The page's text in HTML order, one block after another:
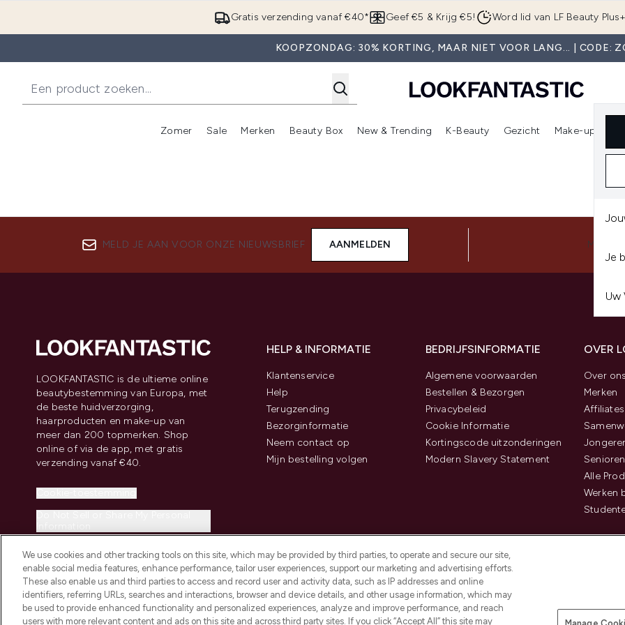
Overslaan naar de hoofdinhoud
Gratis verzending vanaf €40* Geef €5 & Krijg €5! Word lid van LF Beauty Plus+
KOOPZONDAG: 30% KORTING, MAAR NIET VOOR LANG... | CODE:
Je
Uw
Zomer
Enter submenu (Zomer)
Sale
Enter submenu (Sale)
Merken
Enter submenu (Merken)
Beauty Box
Enter submenu (Beauty Box)
New & Trending
Enter submenu (New & Trending)
K-Beauty
Enter submenu (K-Beauty)
Gezicht Make-up
MELD JE AAN VOOR ONZE NIEUWSBRIEF AANMELDEN MAAK
LOOKFANTASTIC is de ultieme online
beautybestemming van Europa, met
de beste huidverzorging,
haarproducten en make-up van
meer dan 200 topmerken. Shop
online of via de app, met gratis
verzending vanaf €40.
Information
HELP & INFORMATIE
Klantenservice
Help
Terugzending
Bezorginformatie
Neem contact op
Mijn bestelling volgen
BEDRIJFSINFORMATIE
Algemene voorwaarden
Bestellen & Bezorgen
Privacybeleid
Cookie Informatie
Kortingscode uitzonderingen
Modern Slavery Statement
OVER
Over ons
Merken
Affiliates
Alle
Werken
2026 THG Beauty Europe GmbH Maximilianstrasse 54 80538 Munich Betaal veilig met
We use cookies and other tracking tools on this site, which may be provided by third parties, to operate and secure our site,
enable social media features, enhance performance, tailor user experiences, support our marketing and advertising efforts.
These also enable us and third parties to access and record user and activity data, such as IP addresses and online
identifiers, referring URLs, searches and interactions, browser and device details, and other usage information, which may
be used to provide enhanced functionality and personalized experiences, analyze and improve performance, and reach
users with more relevant content and ads on this site and across third party sites. If you click “Accept All” this site may